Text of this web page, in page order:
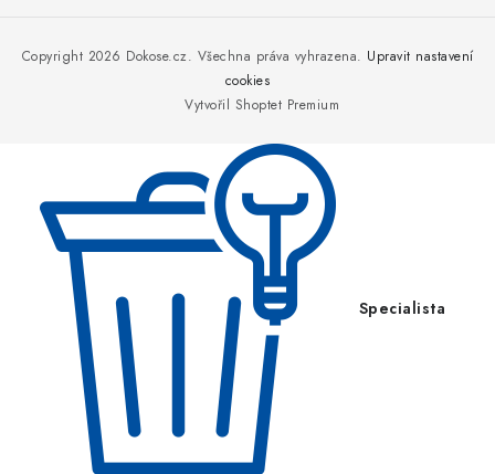
Vytvořil Shoptet Premium
Copyright 2026 Dokose.cz. Všechna práva vyhrazena. Upravit nastavení
cookies
Specialista